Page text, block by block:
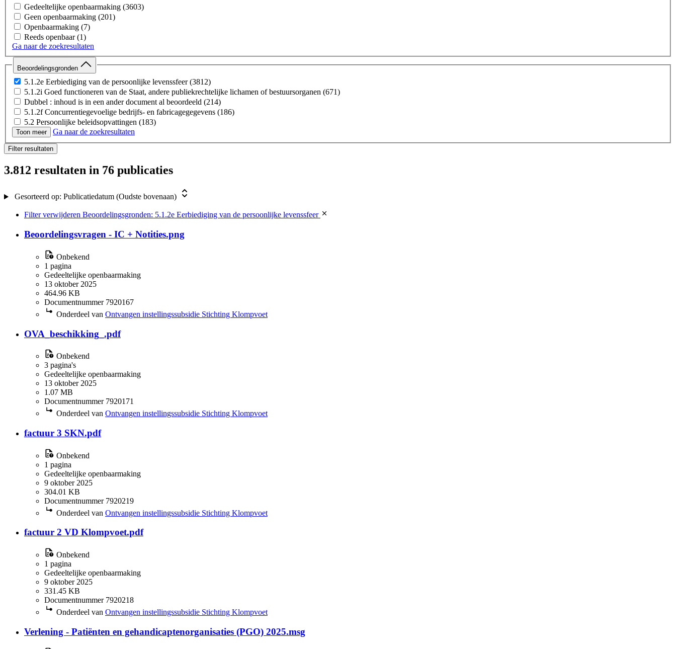
Gedeeltelijke openbaarmaking (3603)
Geen openbaarmaking (201)
Openbaarmaking (7)
Reeds openbaar (1)
Ga naar de zoekresultaten
Beoordelingsgronden
5.1.2e Eerbiediging van de persoonlijke levenssfeer (3812)
5.1.2i Goed functioneren van de Staat, andere publiekrechtelijke lichamen of bestuursorganen (671)
Dubbel : inhoud is in een ander document al beoordeeld (214)
5.1.2f Concurrentiegevoelige bedrijfs- en fabricagegegevens (186)
5.2 Persoonlijke beleidsopvattingen (183)
Artikel 9, zevende lid, van de Wkkgz
Buiten de reikwijdte van het verzoek (94)
5.1.2h Beveiliging van personen en bedrijven en het voorkomen van sabotage
5.1.1c Vertrouwelijke bedrijfs- en fabricagegegevens
Artikel 7 van de Wet politiegegevens
(65)
Artikel 25, vierde lid, van de Wkkgz
5.1.1d Bijzondere persoonsgegevens (38)
5.1.2d Inspectie, controle en toezicht door bestuursorganen
Artikel 77 Wet BIG
Artikel 8:79 Algemene wet bestuursrecht
5.1.2a Internationale betrekkingen (2)
5.1.2b Economische of de financiële belangen van de Staat
5.1.2i Wetenschappelijk beraad
5.1.2c Opsporing en vervolging van strafbare feiten
5.1.2i (Toekomstige) samenwerking (1)
Toon meer Ga naar de zoekresultaten
Filter resultaten
3.812 resultaten in 76 publicaties
Gesorteerd op: Publicatiedatum (Oudste bovenaan)
Filter verwijderen Beoordelingsgronden: 5.1.2e Eerbiediging van de persoonlijke levenssfeer
Beoordelingsvragen - IC + Notities.png
Onbekend
1 pagina
Gedeeltelijke openbaarmaking
13 oktober 2025
464.96 KB
Documentnummer 7920167
Onderdeel van Ontvangen instellingssubsidie Stichting Klompvoet
OVA_beschikking_.pdf
Onbekend
3 pagina's
Gedeeltelijke openbaarmaking
13 oktober 2025
1.07 MB
Documentnummer 7920171
Onderdeel van Ontvangen instellingssubsidie Stichting Klompvoet
factuur 3 SKN.pdf
Onbekend
1 pagina
Gedeeltelijke openbaarmaking
9 oktober 2025
304.01 KB
Documentnummer 7920219
Onderdeel van Ontvangen instellingssubsidie Stichting Klompvoet
factuur 2 VD Klompvoet.pdf
Onbekend
1 pagina
Gedeeltelijke openbaarmaking
9 oktober 2025
331.45 KB
Documentnummer 7920218
Onderdeel van Ontvangen instellingssubsidie Stichting Klompvoet
Verlening - Patiënten en gehandicaptenorganisaties (PGO) 2025.msg